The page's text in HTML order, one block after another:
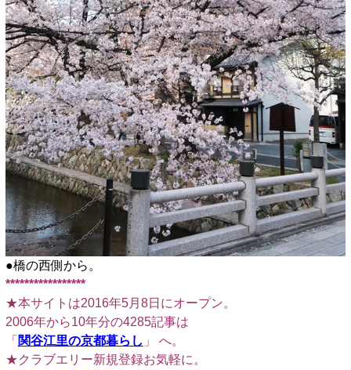
●橋の西側から。
*****************
★本サイトは2016年5月8日にオープン。
2006年から10年分の4285記事は
「 関谷江里の京都暮らし 」 へ。
★クラブエリー新規登録お気軽に。